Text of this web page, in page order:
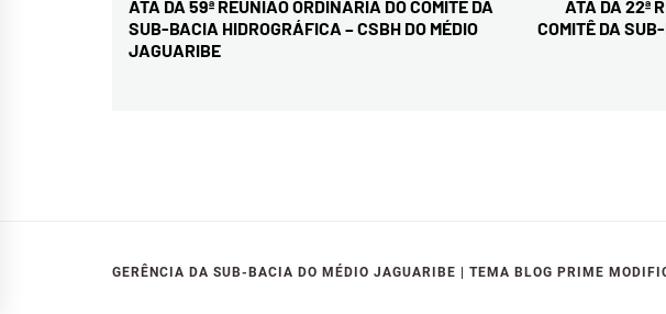
de
Post
Previous
post:
ATA DA 59ª REUNIÃO ORDINÁRIA DO COMITÊ DA
SUB-BACIA HIDROGRÁFICA – CSBH DO MÉDIO
JAGUARIBE
ATA DA 22ª
COMITÊ DA
GERÊNCIA DA SUB-BACIA DO MÉDIO JAGUARIBE | TEMA BLOG PRIME